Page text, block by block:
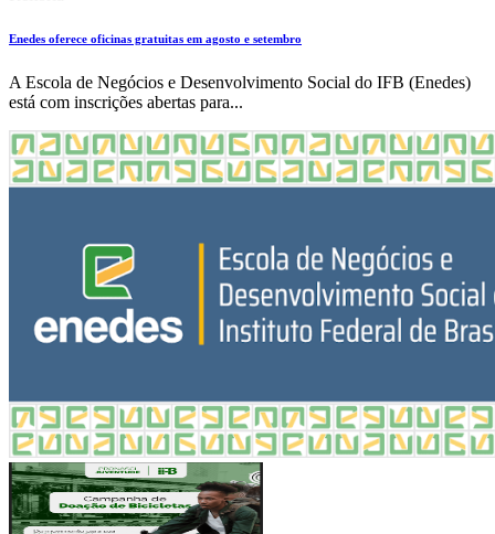
Enedes oferece oficinas gratuitas em agosto e setembro
A Escola de Negócios e Desenvolvimento Social do IFB (Enedes)
está com inscrições abertas para...